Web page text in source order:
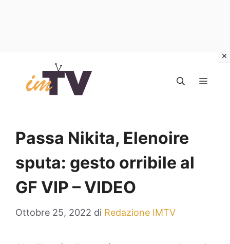
contenuto
Passa Nikita, Elenoire
sputa: gesto orribile al
GF VIP – VIDEO
Ottobre 25, 2022 di Redazione IMTV